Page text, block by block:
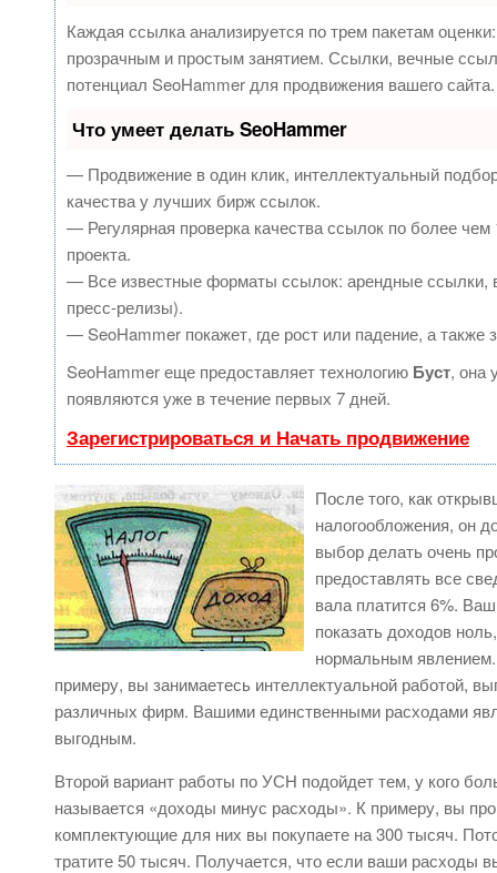
Каждая ссылка анализируется по трем пакетам
прозрачным и простым занятием. Ссылки, вечные
потенциал SeoHammer для продвижения вашего сайта.
Что умеет делать SeoHammer
— Продвижение в один клик, интеллектуальный
качества у лучших бирж ссылок.
— Регулярная проверка качества ссылок по более
проекта.
— Все известные форматы ссылок: арендные ссылки,
пресс-релизы).
— SeoHammer покажет, где рост или падение, а также
SeoHammer еще предоставляет технологию Буст, она
появляются уже в течение первых 7 дней.
Зарегистрироваться и Начать продвижение
После того, как
налогообложения, он
выбор делать очень
предоставлять все
вала платится 6%.
показать доходов
нормальным
примеру, вы занимаетесь интеллектуальной работой,
различных фирм. Вашими единственными расходами
выгодным.
Второй вариант работы по УСН подойдет тем, у кого
называется «доходы минус расходы». К примеру, вы
комплектующие для них вы покупаете на 300 тысяч.
тратите 50 тысяч. Получается, что если ваши расходы